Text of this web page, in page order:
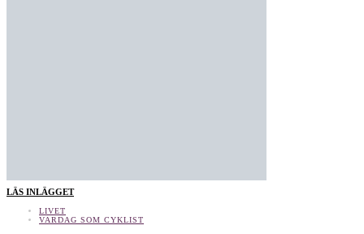
LÄS INLÄGGET
LIVET
VARDAG SOM CYKLIST